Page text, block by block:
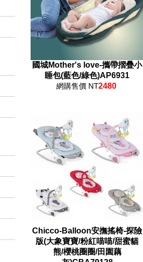
國城Mother's love-攜帶摺疊小
睡包(藍色/綠色)AP6931
網購售價 NT2480
Chicco-Balloon安撫搖椅-探險
版(大象寶寶/粉紅喵喵/甜蜜貓
熊/櫻桃圈圈/田園藕